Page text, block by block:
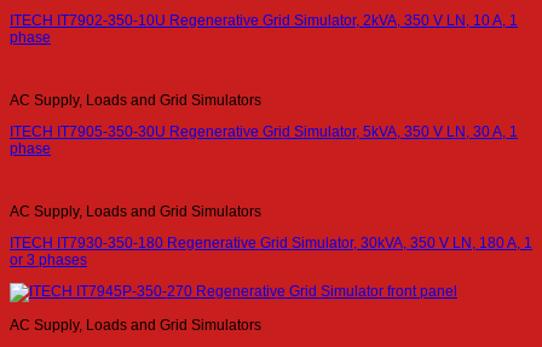
ITECH IT7902-350-10U Regenerative Grid Simulator, 2kVA, 350 V LN, 10 A, 1
phase
AC Supply, Loads and Grid Simulators
ITECH IT7905-350-30U Regenerative Grid Simulator, 5kVA, 350 V LN, 30 A, 1
phase
AC Supply, Loads and Grid Simulators
ITECH IT7930-350-180 Regenerative Grid Simulator, 30kVA, 350 V LN, 180 A, 1
or 3 phases
AC Supply, Loads and Grid Simulators